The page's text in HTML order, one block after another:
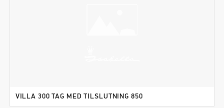
VILLA 300 TAG MED TILSLUTNING 850